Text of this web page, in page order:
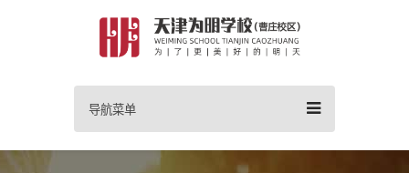
导航菜单